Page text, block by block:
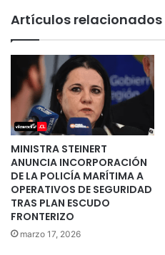
Artículos relacionados
MINISTRA STEINERT
ANUNCIA INCORPORACIÓN
DE LA POLICÍA MARÍTIMA A
OPERATIVOS DE SEGURIDAD
TRAS PLAN ESCUDO
FRONTERIZO
marzo 17, 2026